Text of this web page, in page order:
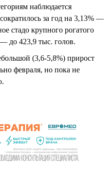
наблюдается
за год на 3,13% —
стадо крупного рогатого
до 423,9 тыс. голов.
(3,6-5,8%) прирост
февраля, но пока не